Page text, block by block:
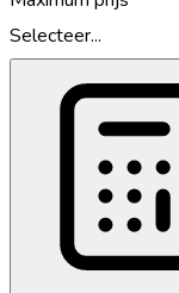
Selecteer...